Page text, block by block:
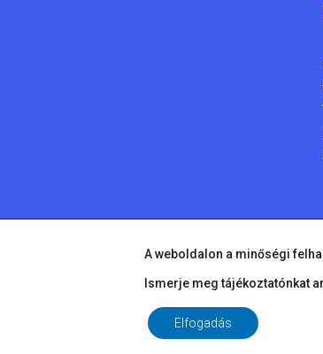
A weboldalon a minőségi
Ismerje meg tájékoztatónkat
Elfogadás